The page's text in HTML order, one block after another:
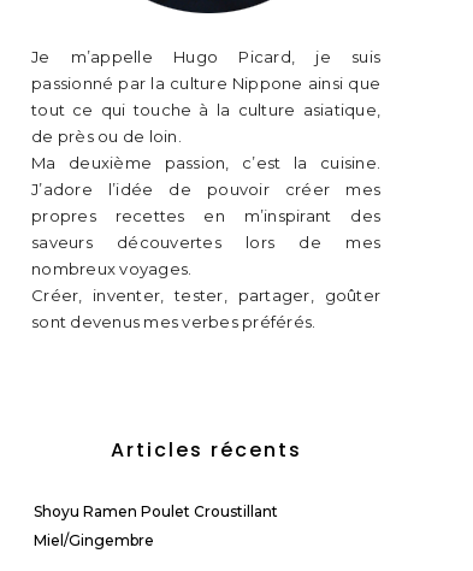
Je m’appelle Hugo Picard, je suis
passionné par la culture Nippone ainsi que
tout ce qui touche à la culture asiatique,
de près ou de loin.
Ma deuxième passion, c’est la cuisine.
J’adore l’idée de pouvoir créer mes
propres recettes en m’inspirant des
saveurs découvertes lors de mes
nombreux voyages.
Créer, inventer, tester, partager, goûter
sont devenus mes verbes préférés.
Articles récents
Shoyu Ramen Poulet Croustillant
Miel/Gingembre